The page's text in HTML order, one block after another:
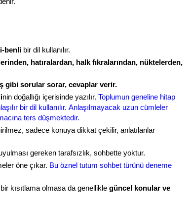
benlibir dil kullanılır.
hatıralardan, halk fıkralarından, nüktelerden,
gibi sorular sorar, cevaplar verir.
nin doğallığı içerisinde yazılır. Toplumun geneline hitap
bir dil kullanılır. Anlaşılmayacak uzun cümleler
ters düşmektedir.
sadece konuya dikkat çekilir, anlatılanlar
gereken tarafsızlık, sohbette yoktur.
öne çıkar. Bu öznel tutum sohbet türünü deneme
kısıtlama olmasa da genellikle güncel konular ve